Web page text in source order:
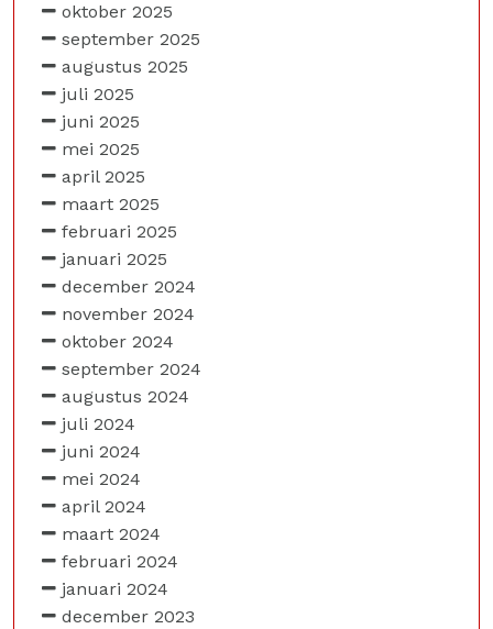
oktober 2025
september 2025
augustus 2025
juli 2025
juni 2025
mei 2025
april 2025
maart 2025
februari 2025
januari 2025
december 2024
november 2024
oktober 2024
september 2024
augustus 2024
juli 2024
juni 2024
mei 2024
april 2024
maart 2024
februari 2024
januari 2024
december 2023